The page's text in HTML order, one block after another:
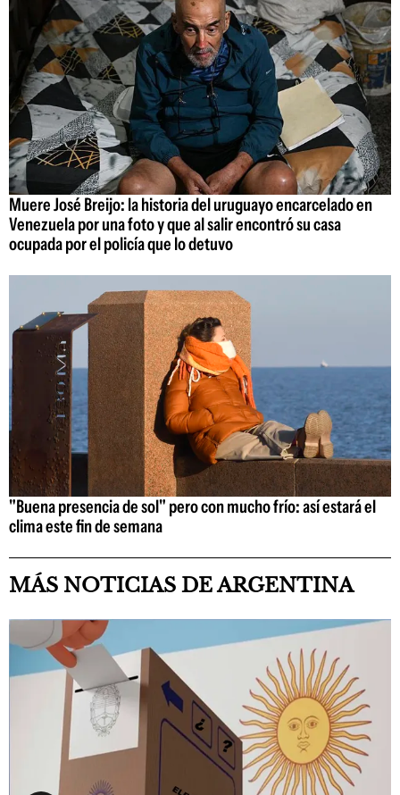
Muere José Breijo: la historia del uruguayo encarcelado en
Venezuela por una foto y que al salir encontró su casa
ocupada por el policía que lo detuvo
"Buena presencia de sol" pero con mucho frío: así estará el
clima este fin de semana
MÁS NOTICIAS DE ARGENTINA